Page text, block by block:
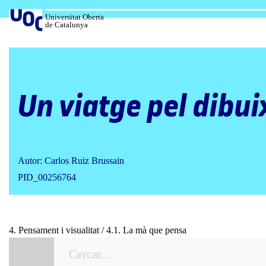
al
contingut
Universitat Oberta
de Catalunya
Un viatge pel
Autor: Carlos Ruiz Brussain
PID_00256764
4. Pensament i visualitat / 4.1. La mà que pensa